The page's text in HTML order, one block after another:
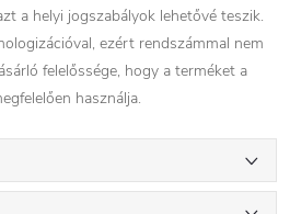
a helyi jogszabályok lehetővé teszik.
ezért rendszámmal nem
felelőssége, hogy a terméket a
használja.